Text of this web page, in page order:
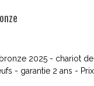
bronze 2025 - chariot
- garantie 2 ans -